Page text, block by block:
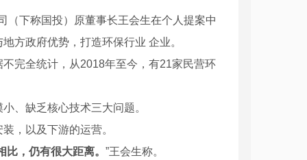
（下称国投）原董事长王会生在个人提案中
方政府优势，打造环保行业 企业。
完全统计，从2018年至今，有21家民营环
、缺乏核心技术三大问题。
，以及下游的运营。
，仍有很大距离。 ”王会生称。